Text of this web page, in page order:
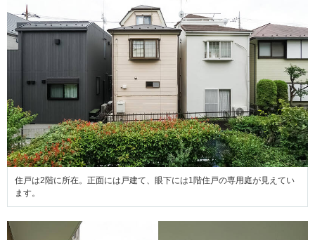
住戸は2階に所在。正面には戸建て、眼下には1階住戸の専用庭が見えてい
ます。